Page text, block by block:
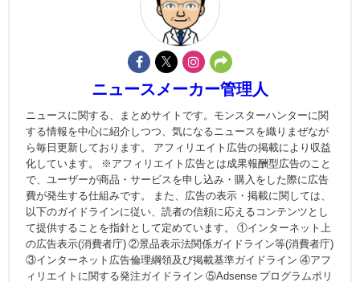
ニュースメーカー管理人
ニュースに関する、まとめサイトです。モンスターハンターに関
する情報を中心に紹介しつつ、気になるニュースを織りまぜなが
ら毎日更新しております。 アフィリエイト広告の掲載により収益
化しています。 ※アフィリエイト広告とは成果報酬型広告のこと
で、ユーザーが商品・サービスを申し込み・購入をした際に広告
費が発生する仕組みです。 また、広告の表示・掲載に関しては、
以下のガイドラインに従い、読者の信頼に応えるコンテンツとし
て提供することを指針として定めています。 ①インターネット上
の広告表示(消費者庁) ②景品表示法関係ガイドライン等(消費者庁)
③インターネット広告倫理綱領及び掲載基準ガイドライン ④アフ
ィリエイトに関する発注ガイドライン ⑤Adsense プログラムポリ